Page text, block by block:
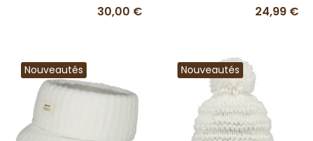
30,00 € 24,99 €
Nouveautés Nouveautés